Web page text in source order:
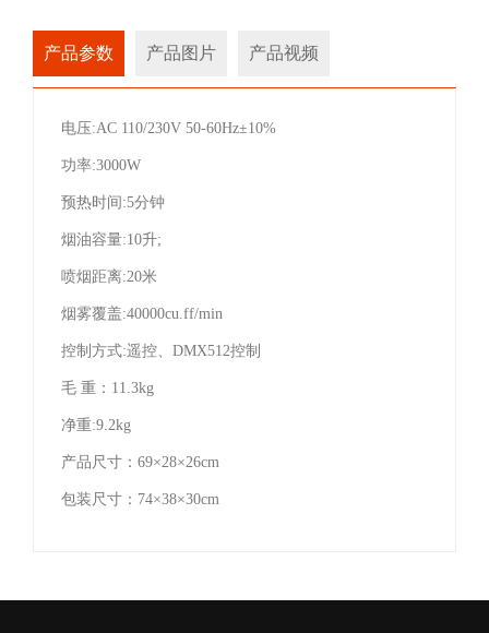
产品参数 产品图片 产品视频
电压:AC 110/230V 50-60Hz±10%
功率:3000W
预热时间:5分钟
烟油容量:10升;
喷烟距离:20米
烟雾覆盖:40000cu.ff/min
控制方式:遥控、DMX512控制
毛 重：11.3kg
净重:9.2kg
产品尺寸：69×28×26cm
包装尺寸：74×38×30cm